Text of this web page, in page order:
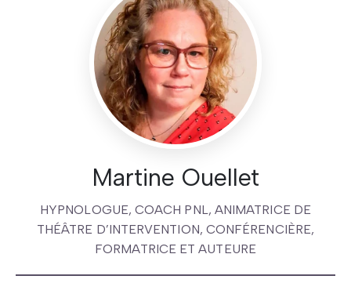
Martine Ouellet
HYPNOLOGUE, COACH PNL, ANIMATRICE DE
THÉÂTRE D’INTERVENTION, CONFÉRENCIÈRE,
FORMATRICE ET AUTEURE